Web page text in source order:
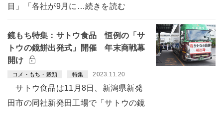
目」「各社が9月に…続きを読む
鏡もち特集：サトウ食品 恒例の「サ
トウの鏡餅出発式」開催 年末商戦幕
開け
コメ・もち・穀類 特集 2023.11.20
サトウ食品は11月8日、新潟県新発
田市の同社新発田工場で「サトウの鏡